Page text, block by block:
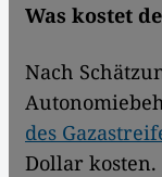
Was kostet
Nach
des
Dollar kosten.